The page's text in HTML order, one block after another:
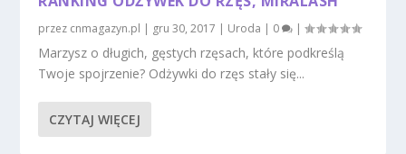
przez cnmagazyn.pl gru 30, 2017 Uroda 0 |
Marzysz o długich, gęstych rzęsach, które podkreślą
Twoje spojrzenie? Odżywki do rzęs stały się...
CZYTAJ WIĘCEJ